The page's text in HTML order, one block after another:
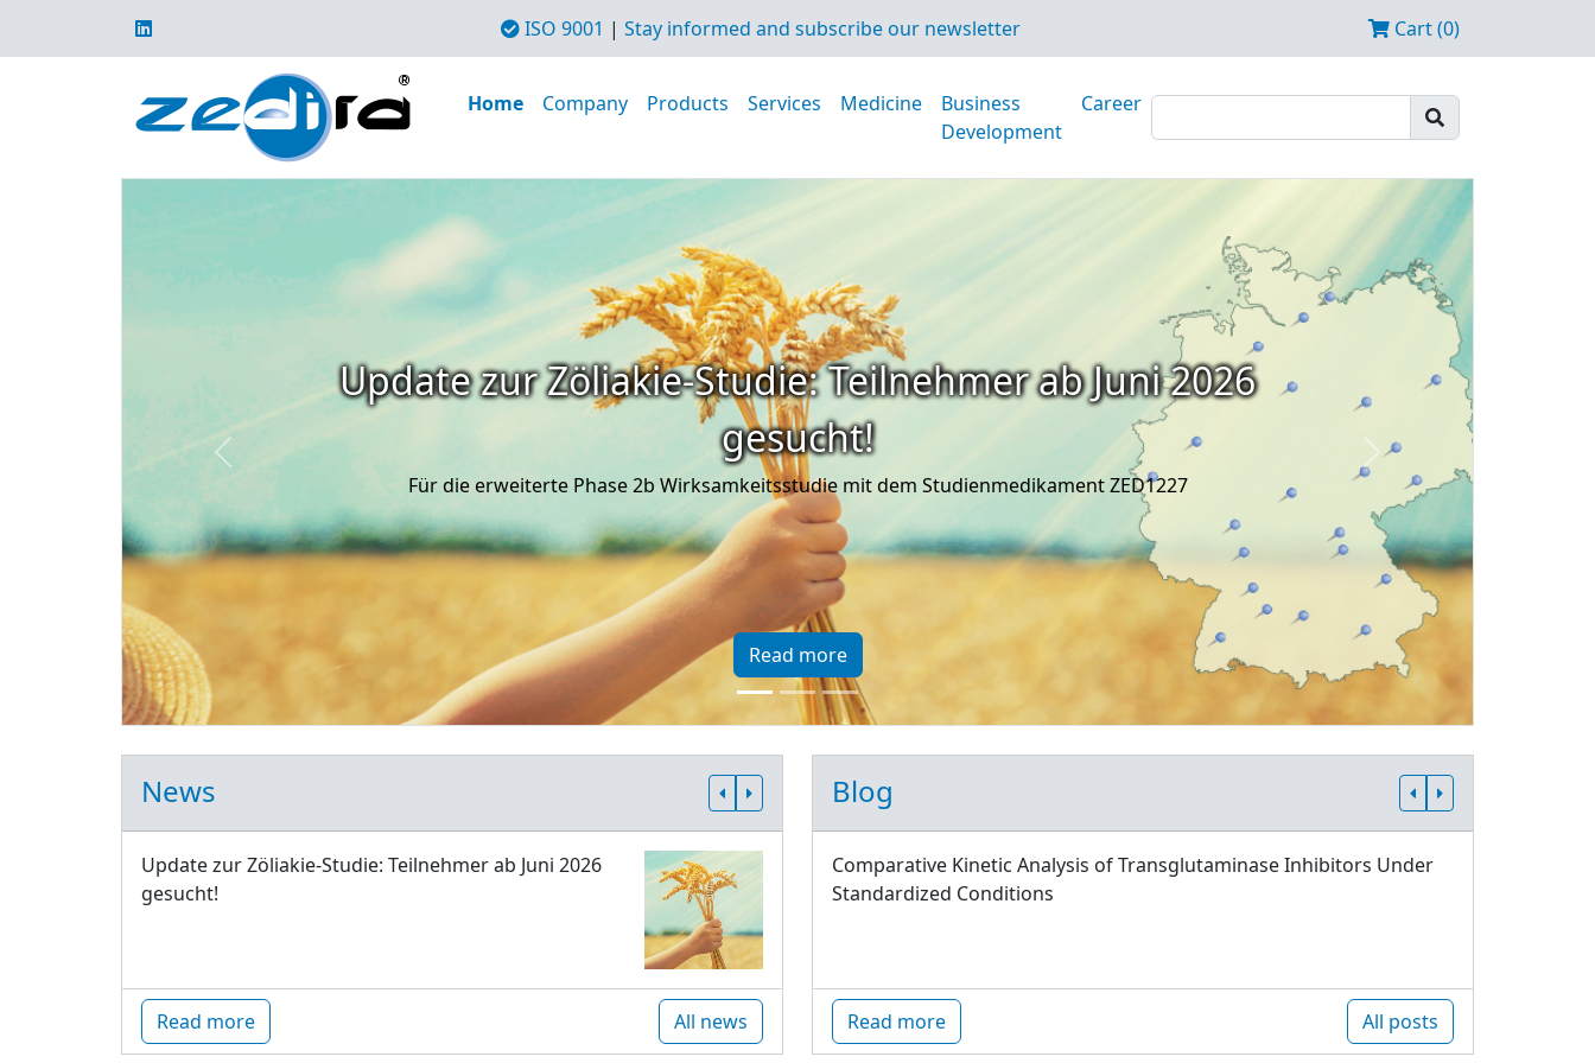
ISO 9001 | Stay informed and subscribe our newsletter Cart (0)
Home Company Products Services Medicine
Business
Development
Career
Update zur Zöliakie-Studie: Teilnehmer ab Juni 2026
gesucht!
Für die erweiterte Phase 2b Wirksamkeitsstudie mit dem Studienmedikament ZED1227
Read more
Previous Next
News
Update zur Zöliakie-Studie: Teilnehmer ab Juni 2026
gesucht!
Read more All news
Blog
Comparative Kinetic Analysis of Transglutaminase Inhibitors Under
Standardized Conditions
Read more All posts